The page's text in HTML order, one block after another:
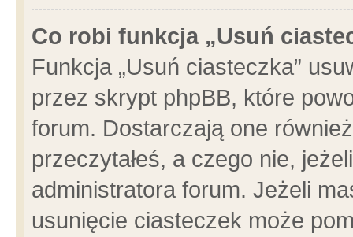
Co robi funkcja „Usuń
Funkcja „Usuń ciasteczka”
przez skrypt phpBB, które
forum. Dostarczają one
przeczytałeś, a czego nie,
administratora forum. Jeżeli
usunięcie ciasteczek może